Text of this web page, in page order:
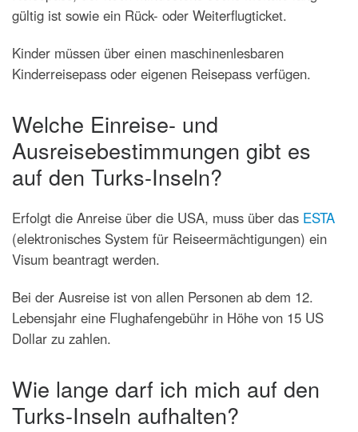
gültig ist sowie ein Rück- oder Weiterflugticket.
Kinder müssen über einen maschinenlesbaren
Kinderreisepass oder eigenen Reisepass verfügen.
Welche Einreise- und
Ausreisebestimmungen gibt es
auf den Turks-Inseln?
Erfolgt die Anreise über die USA, muss über das ESTA
(elektronisches System für Reiseermächtigungen) ein
Visum beantragt werden.
Bei der Ausreise ist von allen Personen ab dem 12.
Lebensjahr eine Flughafengebühr in Höhe von 15 US
Dollar zu zahlen.
Wie lange darf ich mich auf den
Turks-Inseln aufhalten?